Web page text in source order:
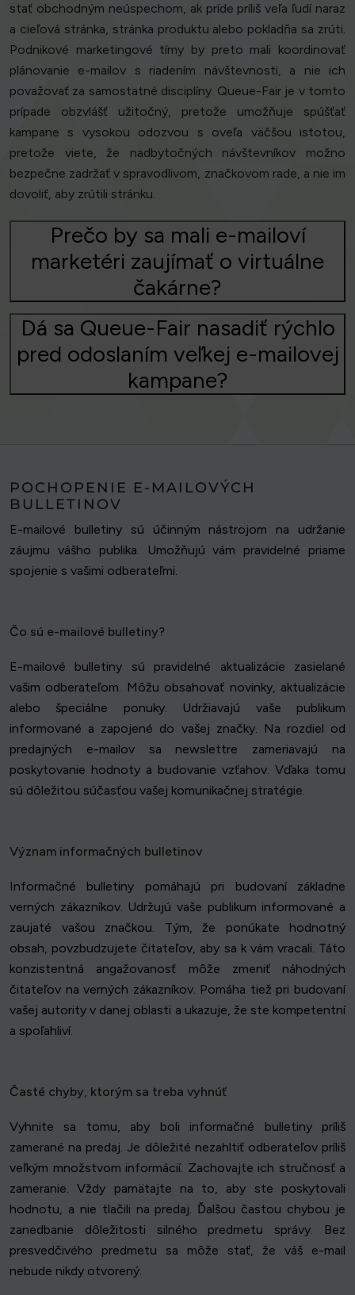
stať obchodným neúspechom, ak príde príliš veľa ľudí naraz
a cieľová stránka, stránka produktu alebo pokladňa sa zrúti.
Podnikové marketingové tímy by preto mali koordinovať
plánovanie e-mailov s riadením návštevnosti, a nie ich
považovať za samostatné disciplíny. Queue-Fair je v tomto
prípade obzvlášť užitočný, pretože umožňuje spúšťať
kampane s vysokou odozvou s oveľa väčšou istotou,
pretože viete, že nadbytočných návštevníkov možno
bezpečne zadržať v spravodlivom, značkovom rade, a nie im
dovoliť, aby zrútili stránku.
Prečo by sa mali e-mailoví
marketéri zaujímať o virtuálne
čakárne?
Dá sa Queue-Fair nasadiť rýchlo
pred odoslaním veľkej e-mailovej
kampane?
POCHOPENIE E-MAILOVÝCH
BULLETINOV
E-mailové bulletiny sú účinným nástrojom na udržanie
záujmu vášho publika. Umožňujú vám pravidelné priame
spojenie s vašimi odberateľmi.
Čo sú e-mailové bulletiny?
E-mailové bulletiny sú pravidelné aktualizácie zasielané
vašim odberateľom. Môžu obsahovať novinky, aktualizácie
alebo špeciálne ponuky. Udržiavajú vaše publikum
informované a zapojené do vašej značky. Na rozdiel od
predajných e-mailov sa newslettre zameriavajú na
poskytovanie hodnoty a budovanie vzťahov. Vďaka tomu
sú dôležitou súčasťou vašej komunikačnej stratégie.
Význam informačných bulletinov
Informačné bulletiny pomáhajú pri budovaní základne
verných zákazníkov. Udržujú vaše publikum informované a
zaujaté vašou značkou. Tým, že ponúkate hodnotný
obsah, povzbudzujete čitateľov, aby sa k vám vracali. Táto
konzistentná angažovanosť môže zmeniť náhodných
čitateľov na verných zákazníkov. Pomáha tiež pri budovaní
vašej autority v danej oblasti a ukazuje, že ste kompetentní
a spoľahliví.
Časté chyby, ktorým sa treba vyhnúť
Vyhnite sa tomu, aby boli informačné bulletiny príliš
zamerané na predaj. Je dôležité nezahltiť odberateľov príliš
veľkým množstvom informácií. Zachovajte ich stručnosť a
zameranie. Vždy pamätajte na to, aby ste poskytovali
hodnotu, a nie tlačili na predaj. Ďalšou častou chybou je
zanedbanie dôležitosti silného predmetu správy. Bez
presvedčivého predmetu sa môže stať, že váš e-mail
nebude nikdy otvorený.